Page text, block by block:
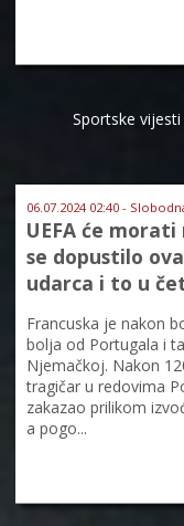
Sportske
06.07.2024 02:40 -
UEFA će
se dopustilo
udarca i to u
Francuska je nakon
bolja od Portugala i
Njemačkoj. Nakon
tragičar u redovima
zakazao prilikom
a pogo...